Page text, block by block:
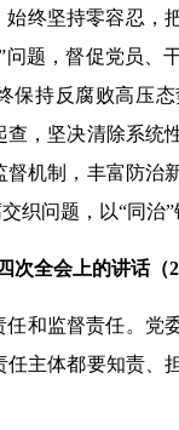
终坚持零容忍，
题，督促党员、
保持反腐败高压
，坚决清除系统
机制，丰富防治
织问题，以“同治”
次全会上的讲话（
和监督责任。党
主体都要知责、